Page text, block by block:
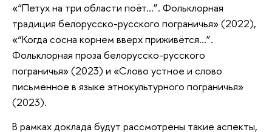
«“Петух на три области поёт…”. Фольклорная
традиция белорусско-русского пограничья» (2022),
«“Когда сосна корнем вверх приживётся…”.
Фольклорная проза белорусско-русского
пограничья» (2023) и «Слово устное и слово
письменное в языке этнокультурного пограничья»
(2023).
В рамках доклада будут рассмотрены такие аспекты,